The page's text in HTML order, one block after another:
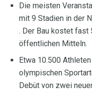
Die meisten
mit 9 Stadien in der
. Der Bau kostet fast
öffentlichen Mitteln.
Etwa 10.500
olympischen
Debüt von zwei